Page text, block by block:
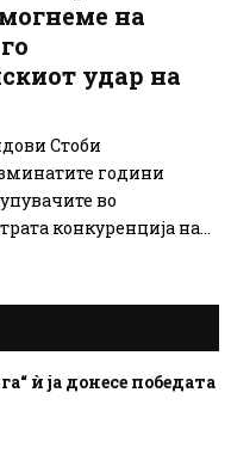
на
удар на
Стоби
години
во
конкуренција на...
ѝ ја донесе победата